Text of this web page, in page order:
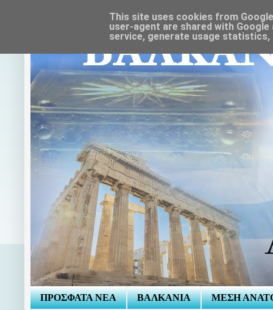
ΠΡΟΣΦΑΤΑ ΝΕΑ ΒΑΛΚΑΝΙΑ ΜΕΣΗ
This site uses cookies from
user-agent are shared with
service, generate usage statistics,